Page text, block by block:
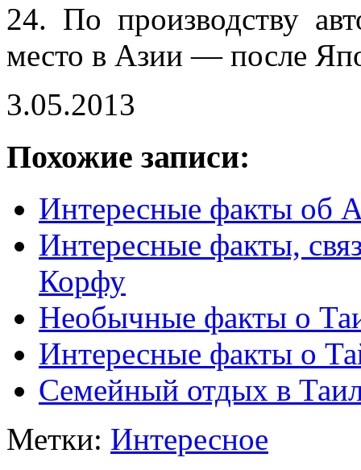
24. По производству
место в Азии — после
3.05.2013
Похожие записи:
Интересные факты об
Интересные факты,
Корфу
Необычные факты о
Интересные факты о
Семейный отдых в
Метки: Интересное